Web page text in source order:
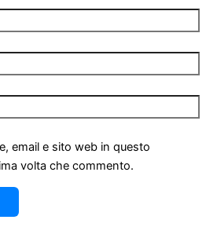
email e sito web in questo
volta che commento.